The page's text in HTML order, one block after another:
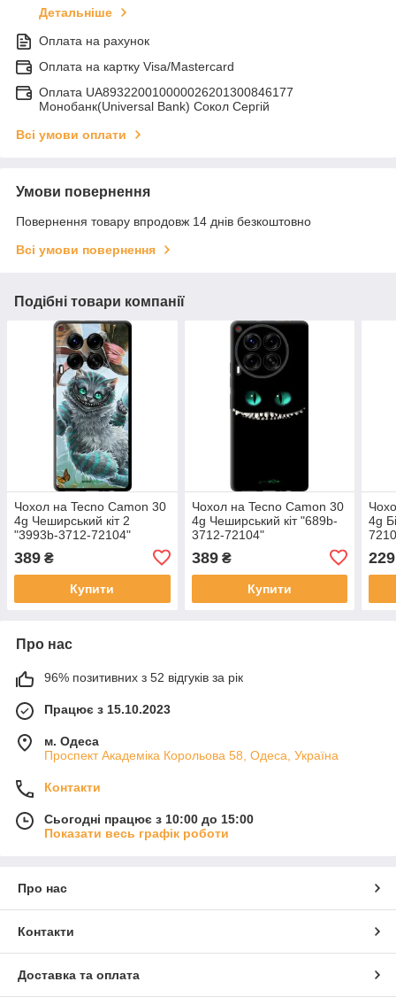
Детальніше
Оплата на рахунок
Оплата на картку Visa/Mastercard
Оплата UA893220010000026201300846177
Монобанк(Universal Bank) Сокол Сергій
Всі умови оплати
Умови повернення
Повернення товару впродовж 14 днів безкоштовно
Всі умови повернення
Подібні товари компанії
Чохол на Tecno Camon 30
4g Чеширський кіт 2
"3993b-3712-72104"
389 ₴
Купити
Чохол на Tecno Camon 30
4g Чеширський кіт "689b-
3712-72104"
389₴
Купити
4g
229
Про нас
96% позитивних з 52 відгуків за рік
Працює з 15.10.2023
м. Одеса
Проспект Академіка Корольова 58, Одеса, Україна
Контакти
Сьогодні працює з 10:00 до 15:00
Показати весь графік роботи
Про нас
Контакти
Доставка та оплата